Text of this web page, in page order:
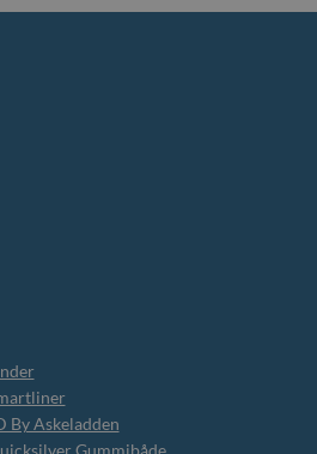
By Askeladden
Gummibåde